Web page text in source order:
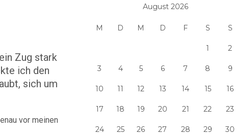
Zug stark
ich den
sich um
vor meinen
August 2026
M D M D F S S
1 2
3 4 5 6 7 8 9
10 11 12 13 14 15 16
17 18 19 20 21 22 23
24 25 26 27 28 29 30